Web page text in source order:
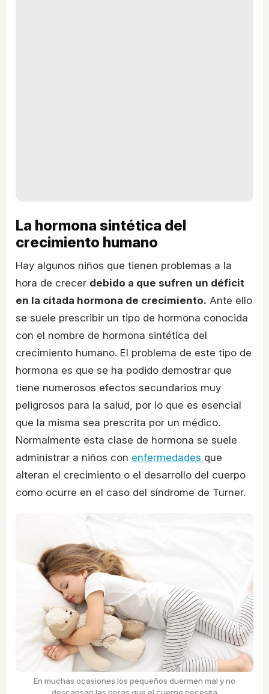
La hormona sintética del
crecimiento humano
Hay algunos niños que tienen problemas a la
hora de crecer debido a que sufren un déficit
en la citada hormona de crecimiento. Ante ello
se suele prescribir un tipo de hormona conocida
con el nombre de hormona sintética del
crecimiento humano. El problema de este tipo de
hormona es que se ha podido demostrar que
tiene numerosos efectos secundarios muy
peligrosos para la salud, por lo que es esencial
que la misma sea prescrita por un médico.
Normalmente esta clase de hormona se suele
administrar a niños con enfermedades que
alteran el crecimiento o el desarrollo del cuerpo
como ocurre en el caso del síndrome de Turner.
En muchas ocasiones los pequeños duermen mal y no